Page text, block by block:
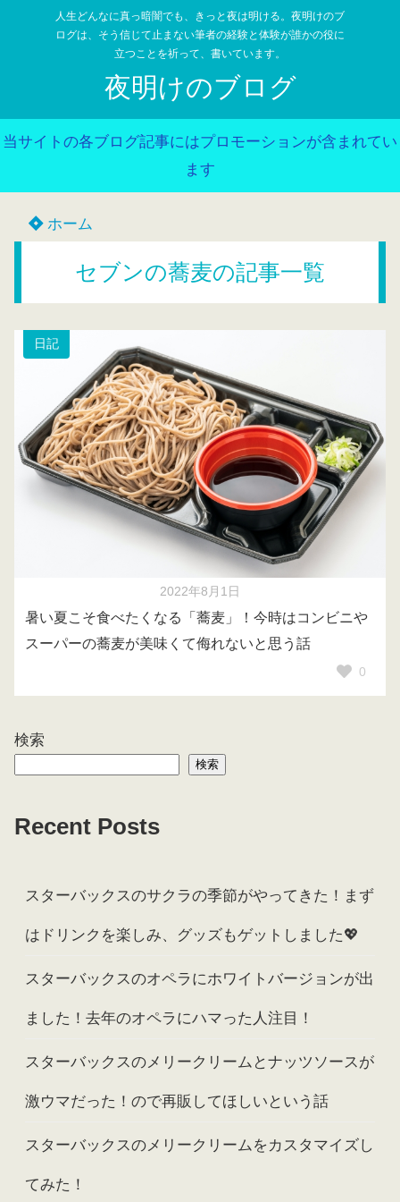
人生どんなに真っ暗闇でも、きっと夜は明ける。夜明けのブ
ログは、そう信じて止まない筆者の経験と体験が誰かの役に
立つことを祈って、書いています。
夜明けのブログ
当サイトの各ブログ記事にはプロモーションが含まれてい
ます
ホーム
セブンの蕎麦の記事一覧
日記
2022年8月1日
暑い夏こそ食べたくなる「蕎麦」！今時はコンビニや
スーパーの蕎麦が美味くて侮れないと思う話
0
検索
検索
Recent Posts
スターバックスのサクラの季節がやってきた！まず
はドリンクを楽しみ、グッズもゲットしました💖
スターバックスのオペラにホワイトバージョンが出
ました！去年のオペラにハマった人注目！
スターバックスのメリークリームとナッツソースが
激ウマだった！ので再販してほしいという話
スターバックスのメリークリームをカスタマイズし
てみた！